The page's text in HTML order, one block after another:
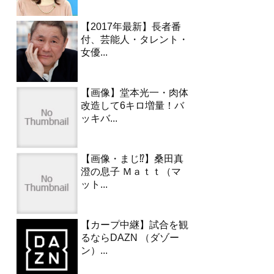
【2017年最新】長者番
付、芸能人・タレント・
女優...
【画像】堂本光一・肉体
改造して6キロ増量！バ
ッキバ...
【画像・まじ⁉︎】桑田真
澄の息子 Ｍａｔｔ（マ
ット...
【カープ中継】試合を観
るならDAZN （ダゾー
ン）...